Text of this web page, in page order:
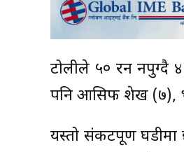
टोलीले ५० रन नपुग्दै
पनि आसिफ शेख (७),
यस्तो संकटपूर्ण घडीमा